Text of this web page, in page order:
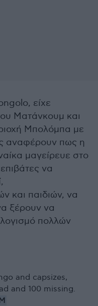
είχε
Ματάνκουμ και
Μπολόμπα με
αναφέρουν πως η
μαγείρευε στο
να
και παιδιών, να
ξέρουν να
πολλών
and capsizes,
and 100 missing.